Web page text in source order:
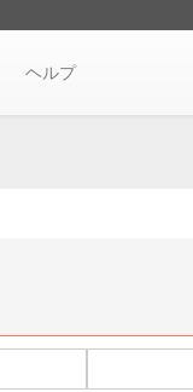
ヘルプ